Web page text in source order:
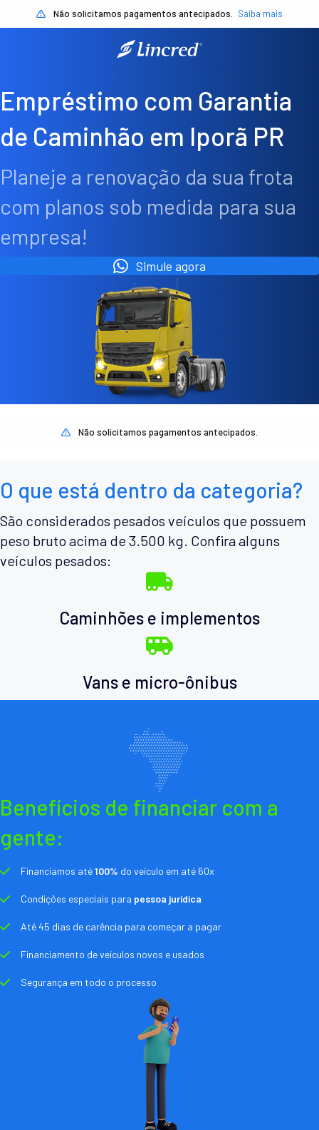
Não solicitamos pagamentos antecipados. Saiba mais
Empréstimo com Garantia
de Caminhão em Iporã PR
Planeje a renovação da sua frota
com planos sob medida para sua
empresa!
Simule agora
Não solicitamos pagamentos antecipados.
O que está dentro da categoria?
São considerados pesados veículos que possuem
peso bruto acima de 3.500 kg. Confira alguns
veículos pesados:
Caminhões e implementos
Vans e micro-ônibus
Benefícios de financiar com a
gente:
Financiamos até100% do veículo em até 60x
Condições especiais para pessoa jurídica
Até 45 dias de carência para começar a pagar
Financiamento de veículos novos e usados
Segurança em todo o processo